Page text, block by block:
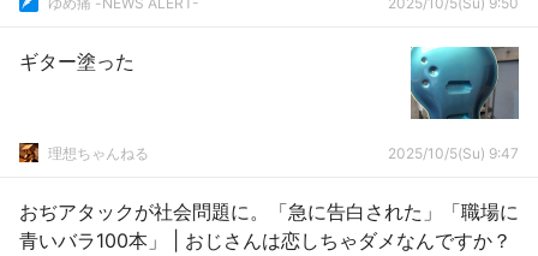
ギター塗った
理想ちゃんねる 2025/10/5(Su) 9:47
おぢアタックが社会問題に。「急に告白された」「職場に
青いバラ100本」 | おじさんは恋しちゃダメなんですか？